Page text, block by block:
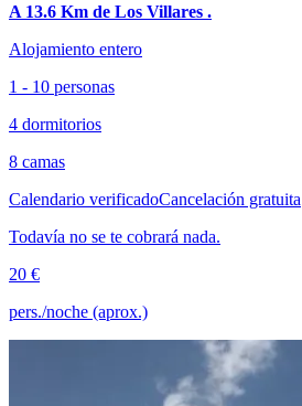
A 13.6 Km de Los Villares .
Alojamiento entero
1 - 10 personas
4 dormitorios
8 camas
Calendario verificadoCancelación gratuita
Todavía no se te cobrará nada.
20 €
pers./noche (aprox.)